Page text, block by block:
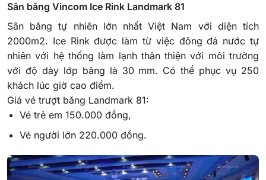
Sân băng Vincom Ice Rink Landmark 81
Sân băng tự nhiên lớn nhất Việt Nam với diện tích
2000m2. Ice Rink được làm từ việc đông đá nước tự
nhiên với hệ thống làm lạnh thân thiện với môi trường
với độ dày lớp băng là 30 mm. Có thể phục vụ 250
khách lúc giờ cao điểm.
Giá vé trượt băng Landmark 81:
Vé trẻ em 150.000 đồng,
Vé người lớn 220.000 đồng.